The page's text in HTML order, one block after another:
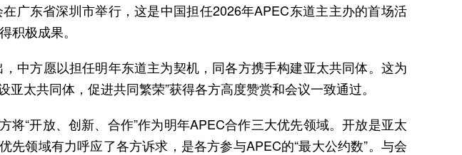
广东省深圳市举行，这是中国担任2026年APEC东道主主办的首场活
积极成果。
中方愿以担任明年东道主为契机，同各方携手构建亚太共同体。这为
太共同体，促进共同繁荣”获得各方高度赞赏和会议一致通过。
“开放、创新、合作”作为明年APEC合作三大优先领域。开放是亚太
领域有力呼应了各方诉求，是各方参与APEC的“最大公约数”。与会